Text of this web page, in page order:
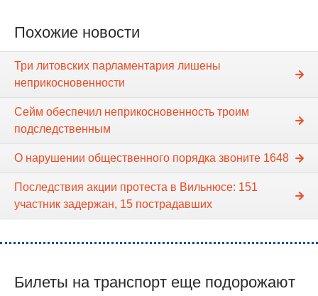
Похожие новости
Три литовских парламентария лишены
неприкосновенности
Сейм обеспечил неприкосновенность троим
подследственным
О нарушении общественного порядка звоните 1648
Последствия акции протеста в Вильнюсе: 151
участник задержан, 15 пострадавших
Билеты на транспорт еще подорожают